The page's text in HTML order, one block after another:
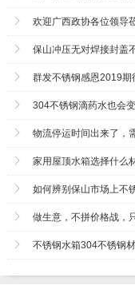
欢迎广西政协各位领导
保山冲压无对焊接封盖
群发不锈钢感恩2019
304不锈钢滴药水也会
物流停运时间出来了，
家用屋顶水箱选择什么
如何辨别保山市场上不
做生意，不拼价格战，
不锈钢水箱304不锈钢